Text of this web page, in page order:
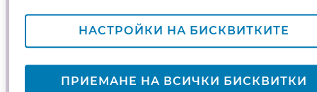
НАСТРОЙКИ НА БИСКВИТКИТЕ
ПРИЕМАНЕ НА ВСИЧКИ БИСКВИТКИ